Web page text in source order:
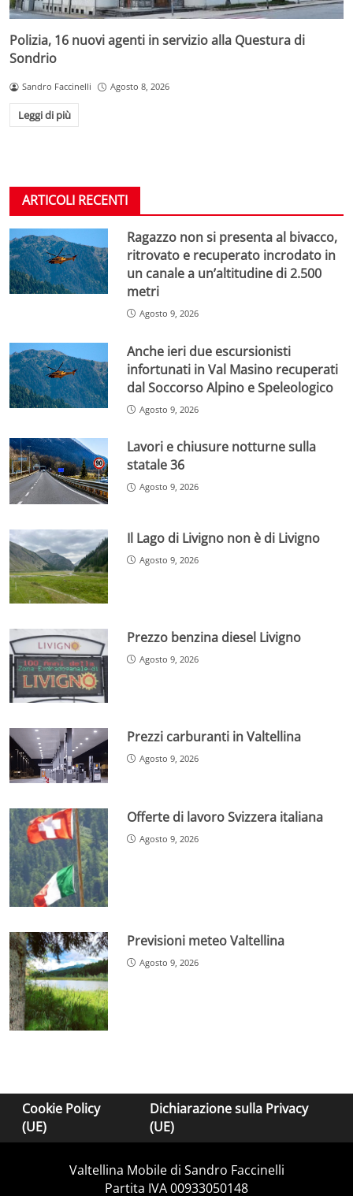
Polizia, 16 nuovi agenti in servizio alla Questura di
Sondrio
Sandro Faccinelli Agosto 8, 2026
Leggi di più
ARTICOLI RECENTI
Ragazzo non si presenta al bivacco,
ritrovato e recuperato incrodato in
un canale a un’altitudine di 2.500
metri
Agosto 9, 2026
Anche ieri due escursionisti
infortunati in Val Masino recuperati
dal Soccorso Alpino e Speleologico
Agosto 9, 2026
Lavori e chiusure notturne sulla
statale 36
Agosto 9, 2026
Il Lago di Livigno non è di Livigno
Agosto 9, 2026
Prezzo benzina diesel Livigno
Agosto 9, 2026
Prezzi carburanti in Valtellina
Agosto 9, 2026
Offerte di lavoro Svizzera italiana
Agosto 9, 2026
Previsioni meteo Valtellina
Agosto 9, 2026
Cookie Policy
(UE)
Dichiarazione sulla Privacy
(UE)
Valtellina Mobile di Sandro Faccinelli
Partita IVA 00933050148